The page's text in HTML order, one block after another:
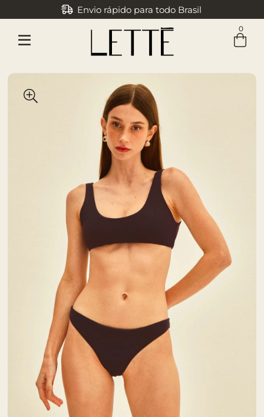
Envio rápido para todo Brasil
Parcele em até 3x sem juros
0